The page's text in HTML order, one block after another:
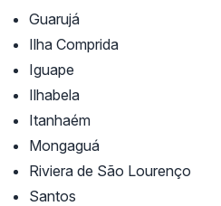
Guarujá
Ilha Comprida
Iguape
Ilhabela
Itanhaém
Mongaguá
Riviera de São Lourenço
Santos